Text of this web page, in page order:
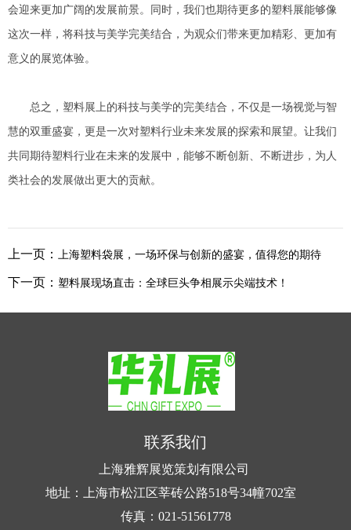
会迎来更加广阔的发展前景。同时，我们也期待更多的塑料展能够像
这次一样，将科技与美学完美结合，为观众们带来更加精彩、更加有
意义的展览体验。
总之，塑料展上的科技与美学的完美结合，不仅是一场视觉与智
慧的双重盛宴，更是一次对塑料行业未来发展的探索和展望。让我们
共同期待塑料行业在未来的发展中，能够不断创新、不断进步，为人
类社会的发展做出更大的贡献。
上一页： 上海塑料袋展，一场环保与创新的盛宴，值得您的期待
下一页： 塑料展现场直击：全球巨头争相展示尖端技术！
联系我们
上海雅辉展览策划有限公司
地址：上海市松江区莘砖公路518号34幢702室
传真：021-51561778